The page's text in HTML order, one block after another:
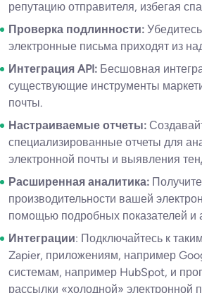
репутацию отправителя, избегая
Проверка подлинности:
электронные письма приходят из
Интеграция API: Бесшовная
существующие инструменты
почты.
Настраиваемые отчеты:
специализированные отчеты для
электронной почты и выявления
Расширенная аналитика:
производительности вашей
помощью подробных показателей и
Интеграции: Подключайтесь к
Zapier, приложениям, например
системам, например HubSpot, и
рассылки «холодной» электронной